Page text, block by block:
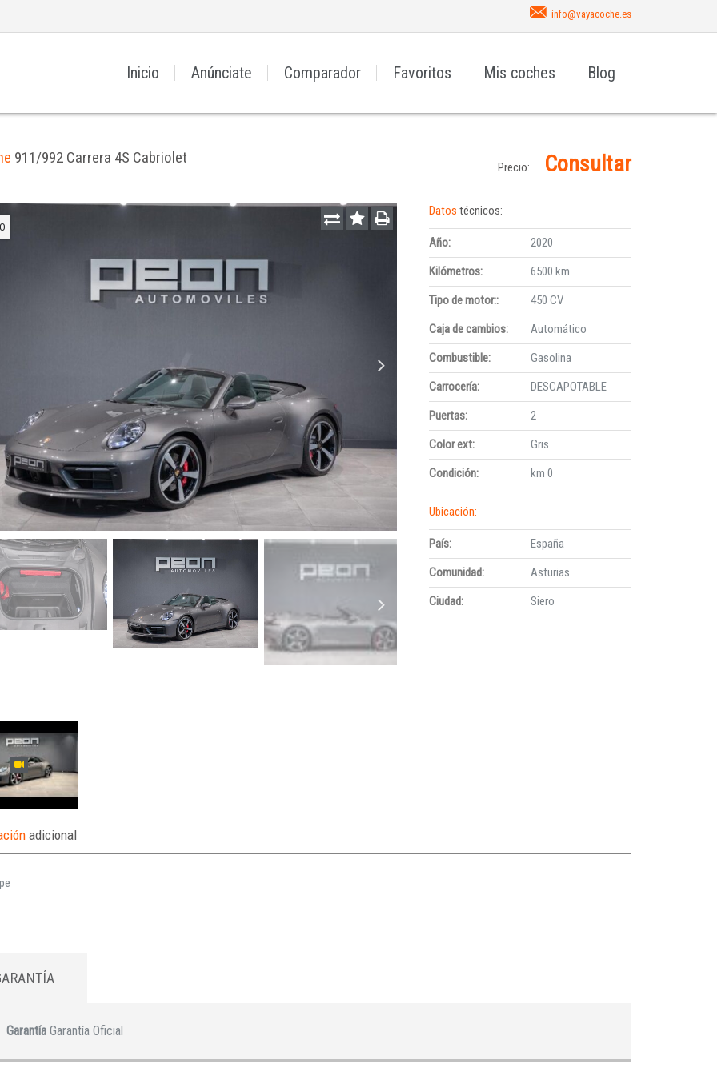
info@vayacoche.es
Inicio Anúnciate Comparador Favoritos Mis coches Blog
911/992 Carrera 4S Cabriolet
Precio: Consultar
Datostécnicos:
Año:
2020
Kilómetros:
6500 km
Tipo de motor::
450 CV
Caja de cambios:
Automático
Combustible:
Gasolina
Carrocería:
DESCAPOTABLE
Puertas:
2
Color ext:
Gris
Condición:
km 0
Ubicación:
País:
España
Comunidad:
Asturias
Ciudad:
Siero
adicional
Garantía Garantía Oficial